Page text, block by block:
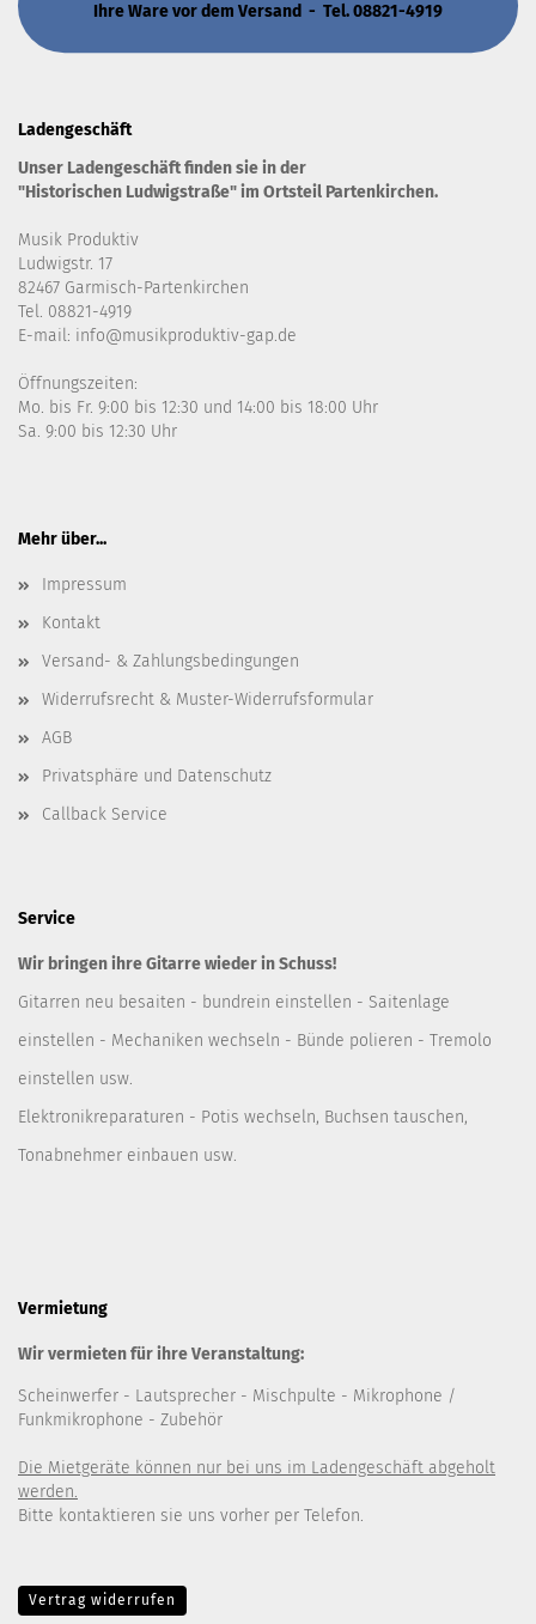
Ihre Ware vor dem Versand - Tel. 08821-4919
Ladengeschäft
Unser Ladengeschäft finden sie in der
"Historischen Ludwigstraße" im Ortsteil Partenkirchen.
Musik Produktiv
Ludwigstr. 17
82467 Garmisch-Partenkirchen
Tel. 08821-4919
E-mail: info@musikproduktiv-gap.de
Öffnungszeiten:
Mo. bis Fr. 9:00 bis 12:30 und 14:00 bis 18:00 Uhr
Sa. 9:00 bis 12:30 Uhr
Mehr über...
Impressum
Kontakt
Versand- & Zahlungsbedingungen
Widerrufsrecht & Muster-Widerrufsformular
AGB
Privatsphäre und Datenschutz
Callback Service
Service
Wir bringen ihre Gitarre wieder in Schuss!
Gitarren neu besaiten - bundrein einstellen - Saitenlage
einstellen - Mechaniken wechseln - Bünde polieren - Tremolo
einstellen usw.
Elektronikreparaturen - Potis wechseln, Buchsen tauschen,
Tonabnehmer einbauen usw.
Vermietung
Wir vermieten für ihre Veranstaltung:
Scheinwerfer - Lautsprecher - Mischpulte - Mikrophone /
Funkmikrophone - Zubehör
Die Mietgeräte können nur bei uns im Ladengeschäft abgeholt
werden.
Bitte kontaktieren sie uns vorher per Telefon.
Vertrag widerrufen